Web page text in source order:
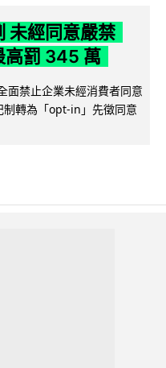
未經同意嚴禁
高罰 345 萬
面禁止企業未經消費者同意
轉為「opt-in」先徵同意